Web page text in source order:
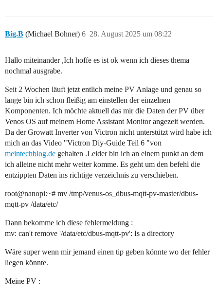
Big.B (Michael Bohner) 28. August 2025 um 08:22
6
Hallo miteinander ,Ich hoffe es ist ok wenn ich dieses thema
nochmal ausgrabe.
Seit 2 Wochen läuft jetzt entlich meine PV Anlage und genau so
lange bin ich schon fleißig am einstellen der einzelnen
Komponenten. Ich möchte aktuell das mir die Daten der PV über
Venos OS auf meinem Home Assistant Monitor angezeit werden.
Da der Growatt Inverter von Victron nicht unterstützt wird habe ich
mich an das Video "Victron Diy-Guide Teil 6 "von
meintechblog.de gehalten .Leider bin ich an einem punkt an dem
ich alleine nicht mehr weiter komme. Es geht um den befehl die
entzippten Daten ins richtige verzeichnis zu verschieben.
root@nanopi:~# mv /tmp/venus-os_dbus-mqtt-pv-master/dbus-
mqtt-pv /data/etc/
Dann bekomme ich diese fehlermeldung :
mv: can't remove '/data/etc/dbus-mqtt-pv': Is a directory
Wäre super wenn mir jemand einen tip geben könnte wo der fehler
liegen könnte.
Meine PV :